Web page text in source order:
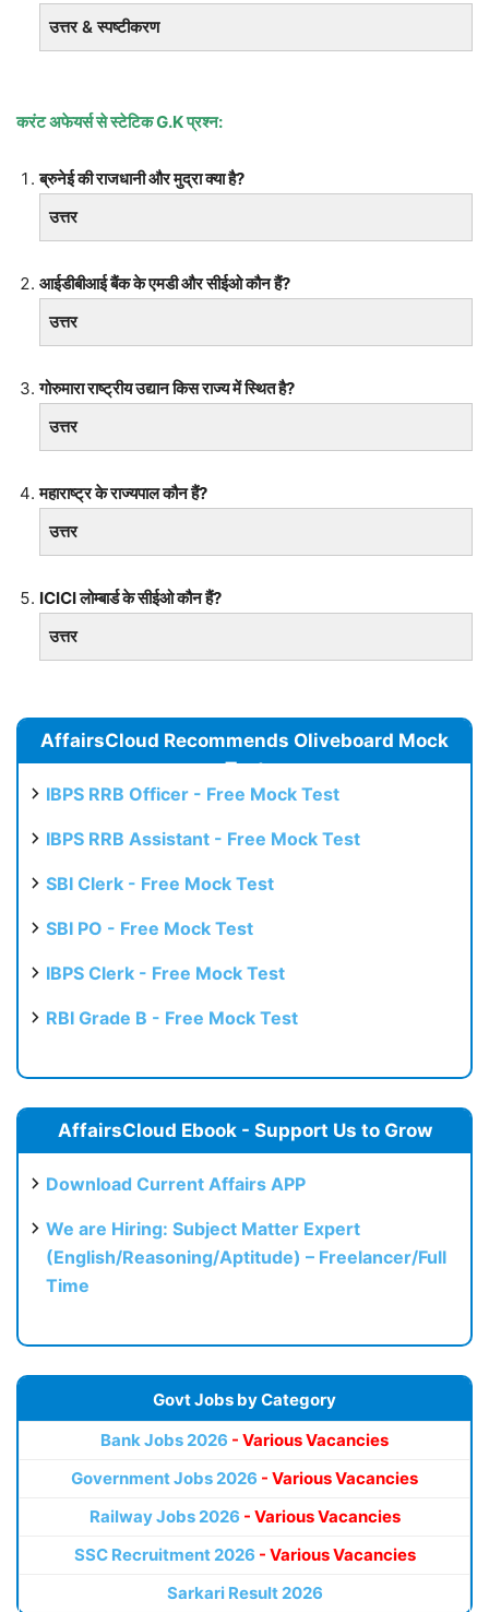
उत्तर & स्पष्टीकरण
करंट अफेयर्स से स्टेटिकG.K प्रश्न:
ब्रुनेई की राजधानी और मुद्रा क्या है?
उत्तर
आईडीबीआई बैंक के एमडी और सीईओ कौन हैं?
उत्तर
गोरुमारा राष्ट्रीय उद्यान किस राज्य में स्थित है?
उत्तर
महाराष्ट्र के राज्यपाल कौन हैं?
उत्तर
ICICI लोम्बार्ड के सीईओ कौन हैं?
उत्तर
AffairsCloud Recommends Oliveboard Mock
Test
IBPS RRB Officer - Free Mock Test
IBPS RRB Assistant - Free Mock Test
SBI Clerk - Free Mock Test
SBI PO - Free Mock Test
IBPS Clerk - Free Mock Test
RBI Grade B - Free Mock Test
AffairsCloud Ebook - Support Us to Grow
Download Current Affairs APP
We are Hiring: Subject Matter Expert
(English/Reasoning/Aptitude) – Freelancer/Full
Time
Govt Jobs by Category
Bank Jobs 2026 - Various Vacancies
Government Jobs 2026 - Various Vacancies
Railway Jobs 2026 - Various Vacancies
SSC Recruitment 2026 - Various Vacancies
Sarkari Result 2026